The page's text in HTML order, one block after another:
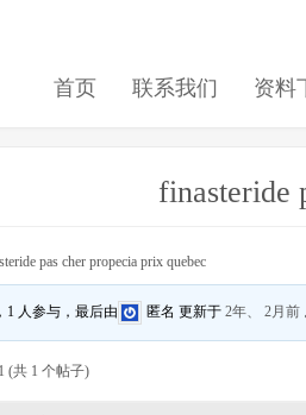
首页 联系我们 资料
finasteride
pas cher propecia prix quebec
1 人参与，最后由 匿名 更新于2年、 2月前
(共 1 个帖子)